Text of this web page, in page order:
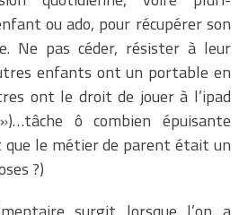
ou ado, pour récupérer son
Ne pas céder, résister à leur
enfants ont un portable en
ont le droit de jouer à l’ipad
ô combien épuisante
que le métier de parent était un
?)